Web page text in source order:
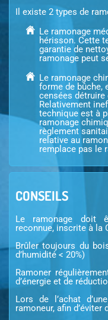
Il existe 2 types de
Le ramonage
hérisson. Cette
garantie de
ramonage peut
Le ramonage
forme de bûche,
censées
Relativement
technique est à
ramonage
règlement
relative au
remplace pas le
CONSEILS
Le ramonage doit
reconnue, inscrite à la
Brûler toujours du
d’humidité < 20%)
Ramoner
d’énergie et de
Lors de l’achat
ramoneur, afin